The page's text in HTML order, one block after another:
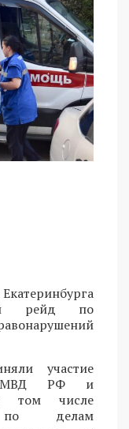
рейд по
участие
МВД РФ и
том числе
по делам